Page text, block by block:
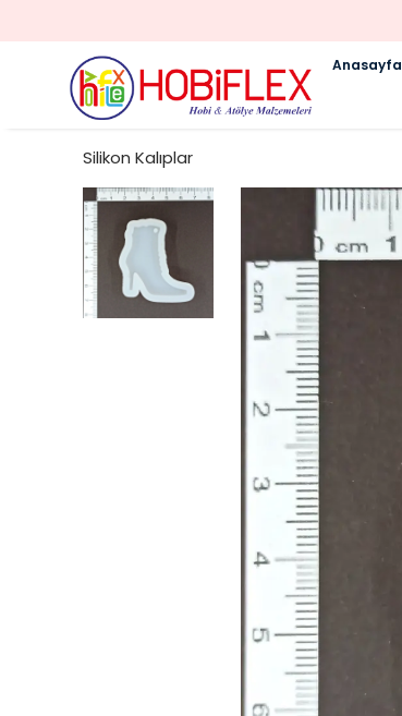
Anasayfa
Silikon Kalıplar